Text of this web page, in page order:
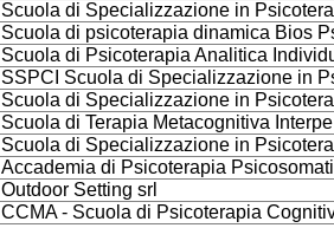
Scuola di Specializzazione in
Scuola di psicoterapia dinamica Bios
Scuola di Psicoterapia Analitica
SSPCI Scuola di Specializzazione in
Scuola di Specializzazione in
Scuola di Terapia Metacognitiva
Scuola di Specializzazione in
Accademia di Psicoterapia
Outdoor Setting srl
CCMA - Scuola di Psicoterapia